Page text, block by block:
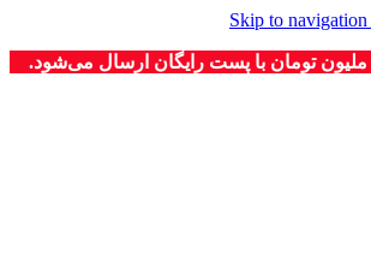
Skip to navigation
ملیون تومان با پست رایگان ارسال می‌شود.